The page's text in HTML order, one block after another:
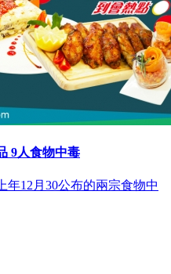
9人食物中毒
年12月30公布的兩宗食物中